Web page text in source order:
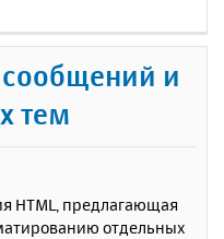
и
тем
HTML, предлагающая
отдельных